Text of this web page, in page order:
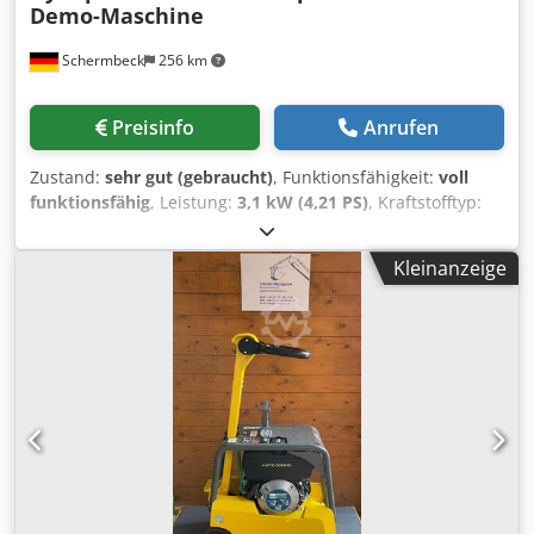
Schermbeck 256 km
Demo-Maschine
Preisinfo Anrufen
Zustand: sehr gut (gebraucht), Funktionsfähigkeit: voll
funktionsfähig, Leistung: 3,1 kW (4,21 PS), Kraftstofftyp:
, Betriebsgewicht:
2024, Ausstattung:UVV, Dynapac DRP15DX Rüttelplatte
Demo-Maschine Dynapac DRP15DX Rüttelplatte – Demo
Maschine | Baujahr 2024 | 25 kN Zentrifugalkraft | 500
mm Arbeitsbreite | Hatz Diesel 1B20 mit 3,1 kW | 155 kg
Betriebsgewicht | 85 Hz Frequenz | baugleich mit Bomag
BPR 25/50 D Technische Daten: Hersteller: Dynapac
Modell: DRP15DX Zustand: Demo-Maschine Baujahr: 2024
Betriebsgewicht: 155 kg Frequenz: 85 Hz Zentrifugalkraft:
25 kN Arbeitsbreite: 500 mm Motor: Hatz Diesel 1B20
Motorleistung: 3,1 kW Kraftstoff: Diesel Startsystem:
Reversierstart Chjdpfxjzh D S De Ag Hea
Verdichtungsklasse: Mittelschwer verdichtend Highlights &
Kleinanzeige